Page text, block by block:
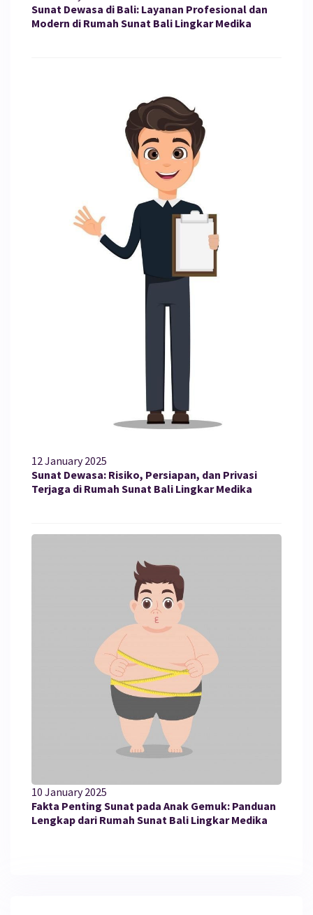
Sunat Dewasa di Bali: Layanan Profesional dan
Modern di Rumah Sunat Bali Lingkar Medika
12 January 2025
Sunat Dewasa: Risiko, Persiapan, dan Privasi
Terjaga di Rumah Sunat Bali Lingkar Medika
10 January 2025
Fakta Penting Sunat pada Anak Gemuk: Panduan
Lengkap dari Rumah Sunat Bali Lingkar Medika